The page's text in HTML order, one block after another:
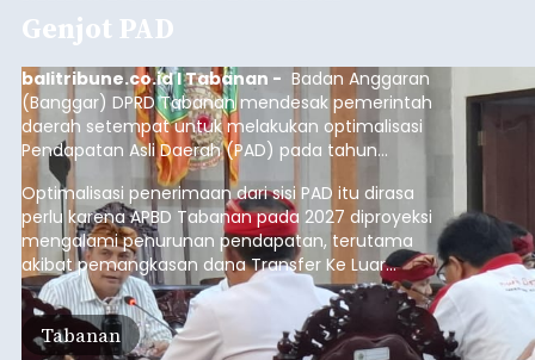
Genjot PAD
balitribune.co.id I Tabanan - Badan Anggaran
(Banggar) DPRD Tabanan mendesak pemerintah
daerah setempat untuk melakukan optimalisasi
Pendapatan Asli Daerah (PAD) pada tahun
anggaran 2027.
Optimalisasi penerimaan dari sisi PAD itu dirasa
perlu karena APBD Tabanan pada 2027 diproyeksi
mengalami penurunan pendapatan, terutama
akibat pemangkasan dana Transfer Ke Luar
Daerah (TKD) dari pemerintah pusat.
Tabanan